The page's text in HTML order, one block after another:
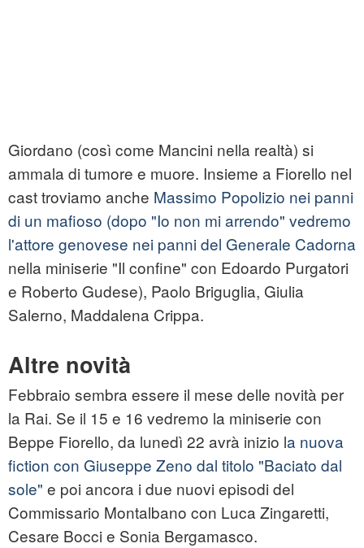
Giordano (così come Mancini nella realtà) si
ammala di tumore e muore. Insieme a Fiorello nel
cast troviamo anche Massimo Popolizio nei panni
di un mafioso (dopo "Io non mi arrendo" vedremo
l'attore genovese nei panni del Generale Cadorna
nella miniserie "Il confine" con Edoardo Purgatori
e Roberto Gudese), Paolo Briguglia, Giulia
Salerno, Maddalena Crippa.
Altre novità
Febbraio sembra essere il mese delle novità per
la Rai. Se il 15 e 16 vedremo la miniserie con
Beppe Fiorello, da lunedì 22 avrà inizio la nuova
fiction con Giuseppe Zeno dal titolo "Baciato dal
sole" e poi ancora i due nuovi episodi del
Commissario Montalbano con Luca Zingaretti,
Cesare Bocci e Sonia Bergamasco.